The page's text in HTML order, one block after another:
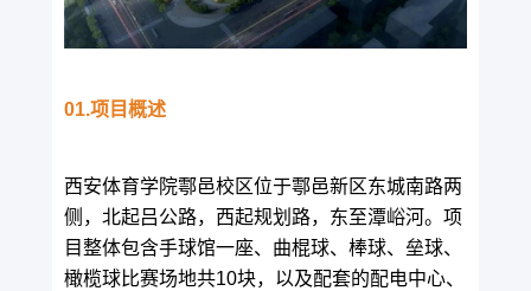
01.项目概述
西安体育学院鄠邑校区位于鄠邑新区东城南路两
侧，北起吕公路，西起规划路，东至潭峪河。项
目整体包含手球馆一座、曲棍球、棒球、垒球、
橄榄球比赛场地共10块，以及配套的配电中心、